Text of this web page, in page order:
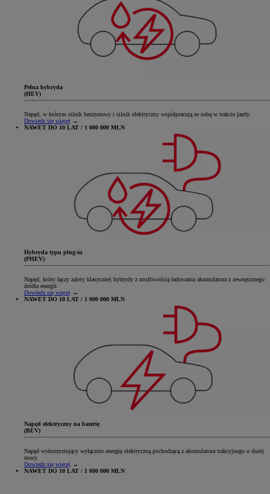
Pełna hybryda
(HEV)
Napęd, w którym silnik benzynowy i silnik elektryczny współpracują ze sobą w trakcie jazdy.
Dowiedz się więcej →
NAWET DO 10 LAT / 1 000 000 MLN
Hybryda typu plug-in
(PHEV)
Napęd, który łączy zalety klasycznej hybrydy z możliwością ładowania akumulatora z zewnętrznego
źródła energii.
Dowiedz się więcej →
NAWET DO 10 LAT / 1 000 000 MLN
Napęd elektryczny na baterię
(BEV)
Napęd wykorzystujący wyłącznie energię elektryczną pochodzącą z akumulatora trakcyjnego o dużej
mocy.
Dowiedz się więcej →
NAWET DO 10 LAT / 1 000 000 MLN